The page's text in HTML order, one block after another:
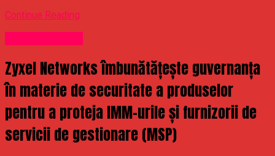
Continue Reading
Zyxel Networks îmbunătățește guvernanța
în materie de securitate a produselor
pentru a proteja IMM-urile și furnizorii de
servicii de gestionare (MSP)